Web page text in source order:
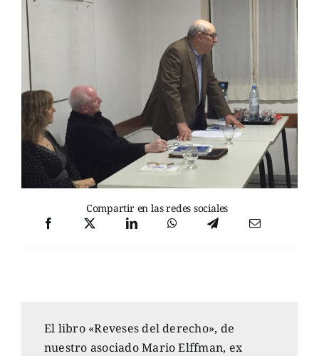
Compartir en las redes sociales
El libro «Reveses del derecho», de
nuestro asociado Mario Elffman, ex